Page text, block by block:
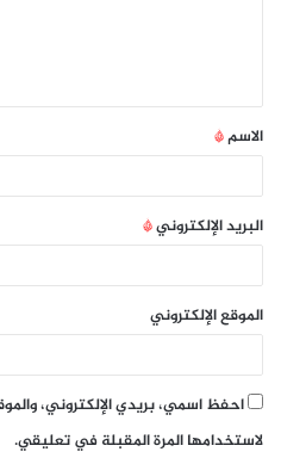
الاسم*
البريد الإلكتروني*
الموقع الإلكتروني
احفظ اسمي، بريدي الإلكتروني،
لاستخدامها المرة المقبلة في تعليقي.